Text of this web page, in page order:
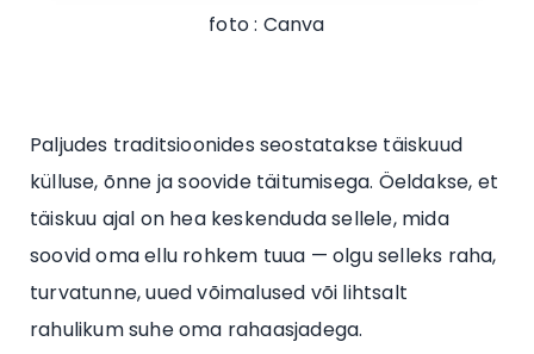
foto : Canva
Paljudes traditsioonides seostatakse täiskuud
külluse, õnne ja soovide täitumisega. Öeldakse, et
täiskuu ajal on hea keskenduda sellele, mida
soovid oma ellu rohkem tuua — olgu selleks raha,
turvatunne, uued võimalused või lihtsalt
rahulikum suhe oma rahaasjadega.